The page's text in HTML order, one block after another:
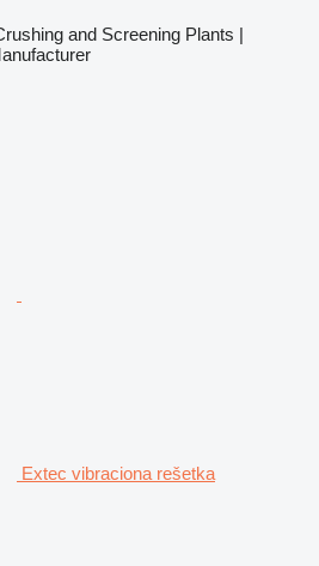
and Screening Plants |
Extec vibraciona rešetka